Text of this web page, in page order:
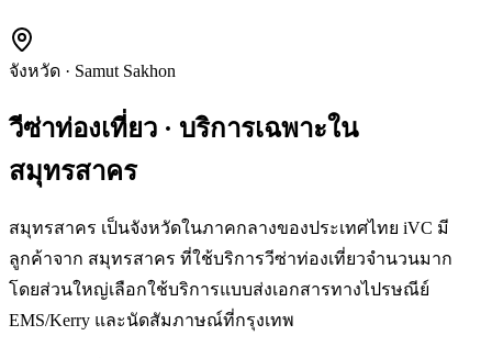
จังหวัด · Samut Sakhon
วีซ่าท่องเที่ยว · บริการเฉพาะใน
สมุทรสาคร
สมุทรสาคร เป็นจังหวัดในภาคกลางของประเทศไทย iVC มี
ลูกค้าจาก สมุทรสาคร ที่ใช้บริการวีซ่าท่องเที่ยวจำนวนมาก
โดยส่วนใหญ่เลือกใช้บริการแบบส่งเอกสารทางไปรษณีย์
EMS/Kerry และนัดสัมภาษณ์ที่กรุงเทพ